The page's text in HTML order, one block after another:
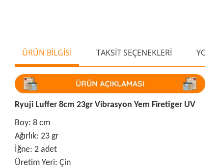
ÜRÜN BİLGİSİ TAKSİT SEÇENEKLERİ
Ryuji Luffer 8cm 23gr Vibrasyon Yem Firetiger UV
Boy: 8 cm
Ağırlık: 23 gr
İğne: 2 adet
Üretim Yeri: Çin